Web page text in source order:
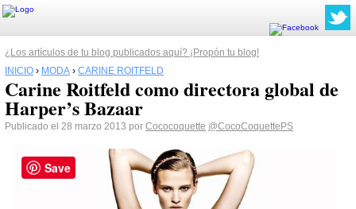
¿Los artículos de tu blog publicados aquí? ¡Propón tu blog!
INICIO › MODA › CARINE ROITFELD
Carine Roitfeld como directora global de
Harper’s Bazaar
Publicado el 28 marzo 2013 por Cococoquette @CocoCoquettePS
Save